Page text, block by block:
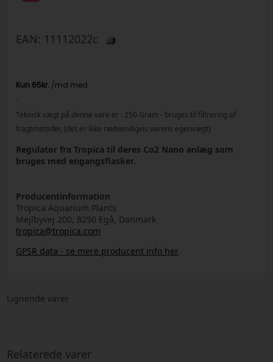
EAN: 11112022c
-
Teknisk vægt på denne vare er : 250 Gram - bruges til filtrering af
fragtmetoder, (det er ikke nødvendigvis varens egenvægt)
Regulator fra Tropica til deres Co2 Nano anlæg som
bruges med engangsflasker.
Producentinformation
Tropica Aquarium Plants
Mejlbyvej 200, 8250 Egå, Danmark
tropica@tropica.com
GPSR data - se mere producent info her
Lignende varer
Relaterede varer